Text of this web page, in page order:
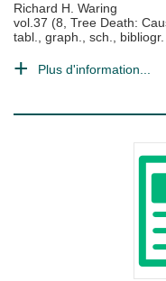
Richard H. Waring
vol.37 (8, Tree Death:
tabl., graph., sch., bibliogr.
Plus d'information...